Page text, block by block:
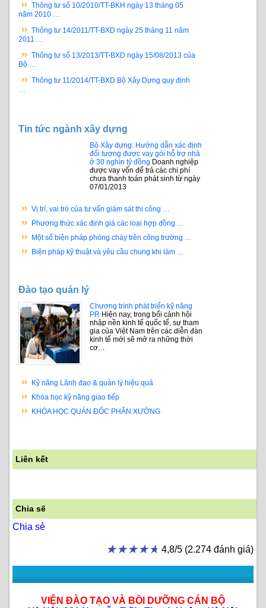
Thông tư số 10/2010/TT-BKH ngày 13 tháng 05
năm 2010 …
Thông tư 14/2011/TT-BXD ngày 25 tháng 11 năm
2011 …
Thông tư số 13/2013/TT-BXD ngày 15/08/2013 của
Bộ …
Thông tư 11/2014/TT-BXD Bộ Xây Dựng quy định
…
Tin tức ngành xây dựng
Bộ Xây dựng: Hướng dẫn xác định
đối tượng được vay gói hỗ trợ nhà
ở 30 nghìn tỷ đồng Doanh nghiệp
được vay vốn để trả các chi phí
chưa thanh toán phát sinh từ ngày
07/01/2013
Vị trí, vai trò của tư vấn giám sát thi công …
Phương thức xác định giá các loại hợp đồng …
Một số biện pháp phòng cháy trên công trường …
Biện pháp kỹ thuật và yêu cầu chung khi làm …
Đào tạo quản lý
Chương trình phát triển kỹ năng
PR Hiện nay, trong bối cảnh hội
nhập nền kinh tế quốc tế, sự tham
gia của Việt Nam trên các diễn đàn
kinh tế mới sẽ mở ra những thời
cơ…
Kỹ năng Lãnh đạo & quản lý hiệu quả
Khóa học kỹ năng giao tiếp
KHÓA HỌC QUẢN ĐỐC PHÂN XƯỞNG
Liên kết
Chia sẽ
Chia sẻ
★★★★★
★★★★★ 4,8/5 (2.274 đánh giá)
VIỆN ĐÀO TẠO VÀ BỒI DƯỠNG CÁN BỘ